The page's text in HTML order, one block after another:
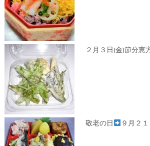
２月３日(金)節分恵
敬老の日 ９月２